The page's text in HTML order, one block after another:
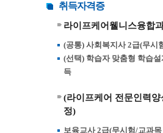
취득자격증
라이프케어웰니스융합
(공통) 사회복지사 2급(무시
(선택) 학습자 맞춤형 학습설
득
(라이프케어 전문인력
정)
보육교사 2급(무시험/교과